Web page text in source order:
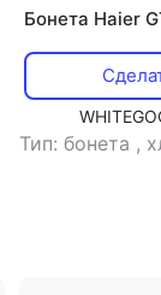
Бонета Haier
Тип: бонета ,